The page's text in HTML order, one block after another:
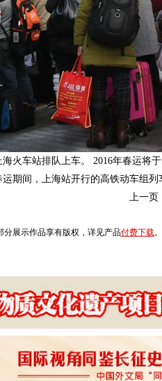
火车站排队上车。 2016年春运将
期间，上海站开行的高铁动车组
上一页
分展示作品享有版权，详见产品付费下载